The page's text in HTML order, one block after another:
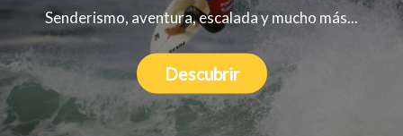
Senderismo, aventura, escalada y mucho más...
Descubrir